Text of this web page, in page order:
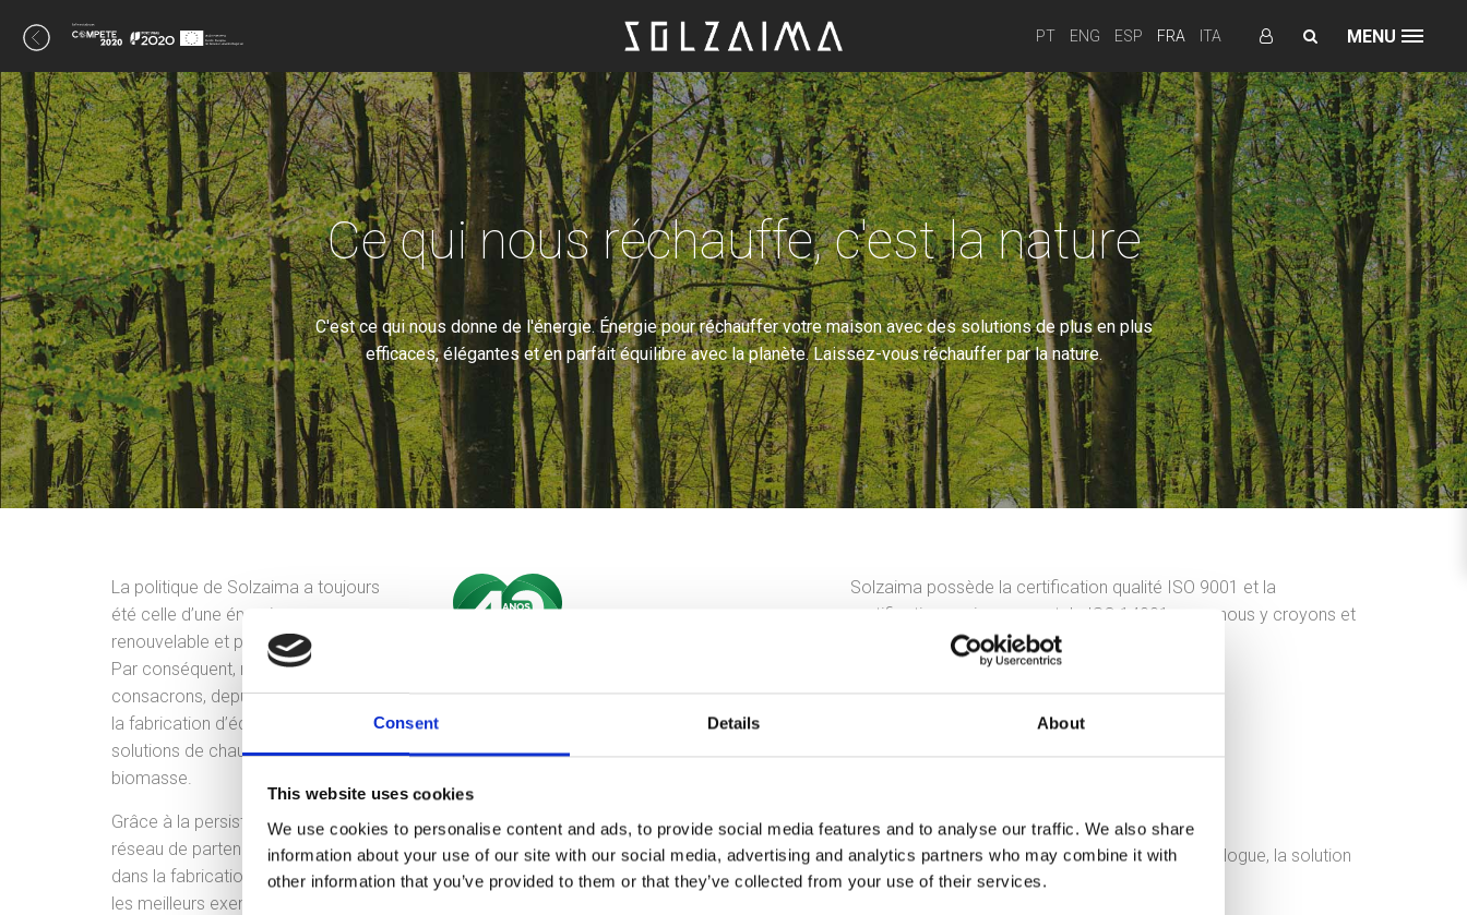
Consent Details About
This website uses cookies
We use cookies to personalise content and ads, to provide social media features and to analyse our traffic. We also share
information about your use of our site with our social media, advertising and analytics partners who may combine it with
other information that you’ve provided to them or that they’ve collected from your use of their services.
PT ENG ESP FRA ITA MENU
Ce qui nous réchauffe, c'est la nature
C'est ce qui nous donne de l'énergie. Énergie pour réchauffer votre maison avec des solutions de plus en plus
efficaces, élégantes et en parfait équilibre avec la planète. Laissez-vous réchauffer par la nature.
La politique de Solzaima a toujours
été celle d’une énergie propre,
renouvelable et plus économique.
Par conséquent, nous nous
consacrons, depuis plus de 39 ans, à
la fabrication d’équipements et de
solutions de chauffage à la
biomasse.
Grâce à la persistance et au soutien inconditionnel de notre
réseau de partenaires, Solzaima joue aujourd’hui un rôle important
dans la fabrication de solutions de chauffage à la biomasse, dont
les meilleurs exemples sont les foyers chaudières.
Solzaima possède la certification qualité ISO 9001 et la
certification environnementale ISO 14001 – car nous y croyons et
souhaitons montrer l’exemple.
Nous vous invitons à rechercher, dans notre catalogue, la solution
la mieux adaptée à votre type d’habitation.